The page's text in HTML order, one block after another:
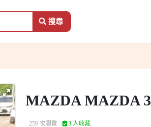
搜尋
MAZDA MAZDA 3
259 次瀏覽 3 人收藏